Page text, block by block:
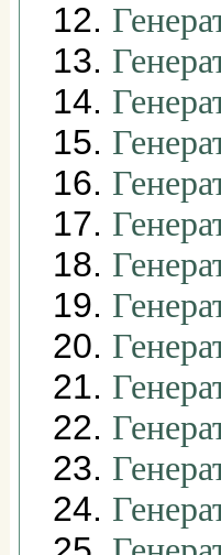
12.
13.
14.
15.
16.
17.
18.
19.
20.
21.
22.
23.
24.